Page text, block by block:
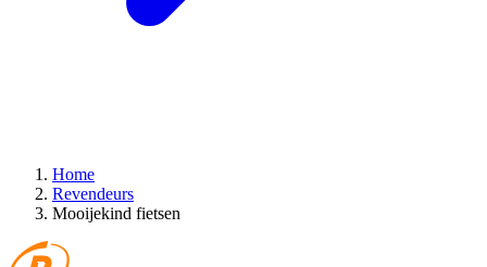
Home
Revendeurs
Mooijekind fietsen